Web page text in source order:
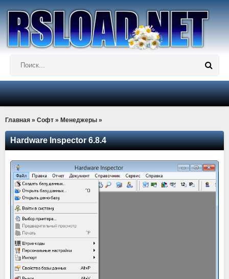
Главная » Софт » Менеджеры »
Hardware Inspector 6.8.4